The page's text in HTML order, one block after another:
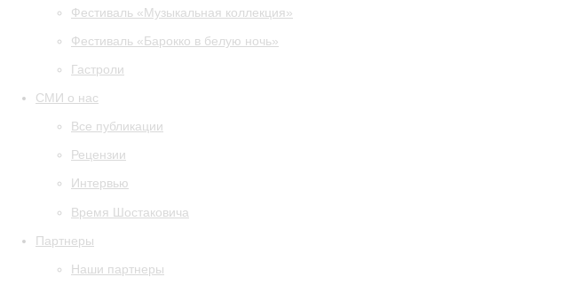
Фестиваль «Музыкальная коллекция»
Фестиваль «Барокко в белую ночь»
Гастроли
СМИ о нас
Все публикации
Рецензии
Интервью
Время Шостаковича
Партнеры
Наши партнеры